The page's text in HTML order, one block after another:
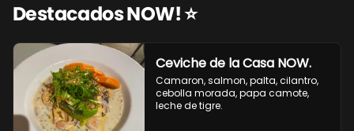
Destacados NOW! ⭐
Ceviche de la Casa NOW.
Camaron, salmon, palta, cilantro,
cebolla morada, papa camote,
leche de tigre.